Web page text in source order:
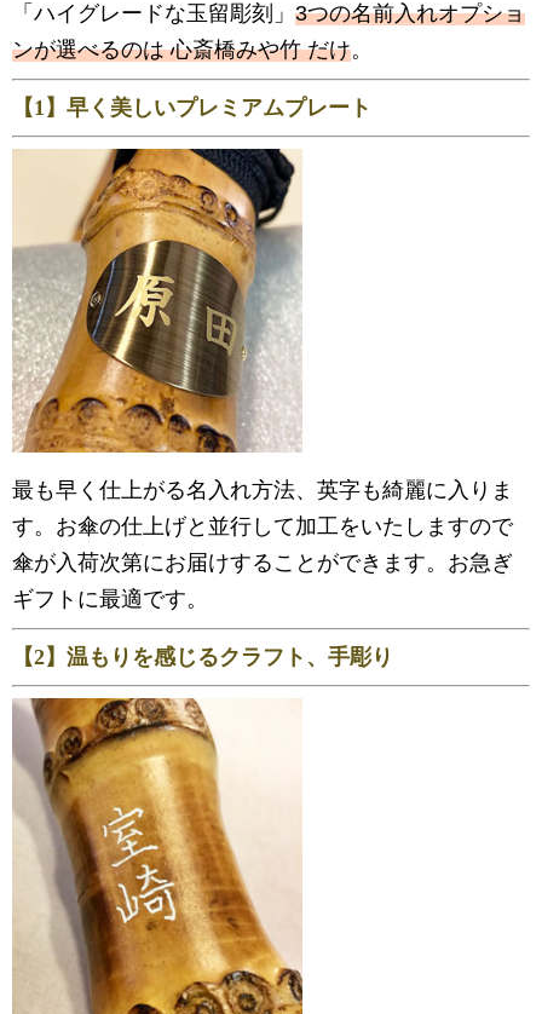
「ハイグレードな玉留彫刻」 3つの名前入れオプショ
ンが選べるのは 心斎橋みや竹 だけ。
【1】早く美しいプレミアムプレート
最も早く仕上がる名入れ方法、英字も綺麗に入りま
す。お傘の仕上げと並行して加工をいたしますので
傘が入荷次第にお届けすることができます。お急ぎ
ギフトに最適です。
【2】温もりを感じるクラフト、手彫り